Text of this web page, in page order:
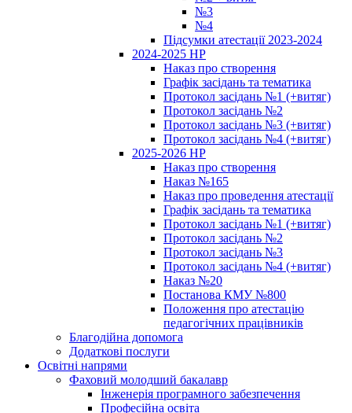
№3
№4
Підсумки атестації 2023-2024
2024-2025 НР
Наказ про створення
Графік засідань та тематика
Протокол засідань №1 (+витяг)
Протокол засідань №2
Протокол засідань №3 (+витяг)
Протокол засідань №4 (+витяг)
2025-2026 НР
Наказ про створення
Наказ №165
Наказ про проведення атестації
Графік засідань та тематика
Протокол засідань №1 (+витяг)
Протокол засідань №2
Протокол засідань №3
Протокол засідань №4 (+витяг)
Наказ №20
Постанова КМУ №800
Положення про атестацію
педагогічних працівників
Благодійна допомога
Додаткові послуги
Освітні напрями
Фаховий молодший бакалавр
Інженерія програмного забезпечення
Професійна освіта